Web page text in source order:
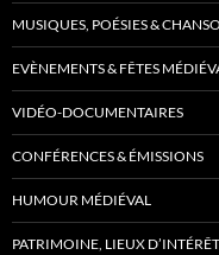
MUSIQUES, POÉSIES &
EVÈNEMENTS & FÊTES
VIDÉO-DOCUMENTAIRES
CONFÉRENCES & ÉMISSIONS
HUMOUR MÉDIÉVAL
PATRIMOINE, LIEUX D’INTÉRÊT